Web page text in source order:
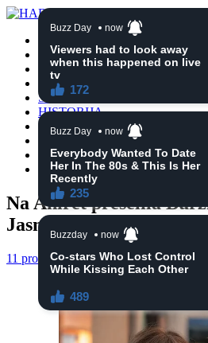
VIJESTI
BIH
TURSKA
SVIJET
HISTORIJA
RELIGIJA
ZANIMLJIVOSTI
CRNA HRONIKA
OBAVIJESTI
Na Ahiret preselila
Jasmina
11 prosinca, 2020 haberhana VIJESTI